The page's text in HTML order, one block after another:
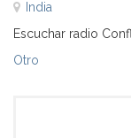
India
Escuchar radio
Otro